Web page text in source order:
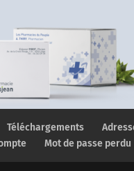
Téléchargements
Mot de passe perdu